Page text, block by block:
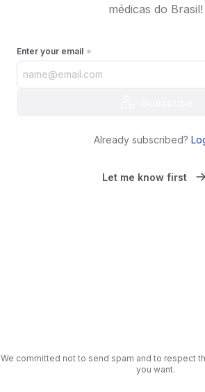
médicas do Brasil!
Enter your email
Already subscribed?
Let me know first
We committed not to send spam and to respect
you want.